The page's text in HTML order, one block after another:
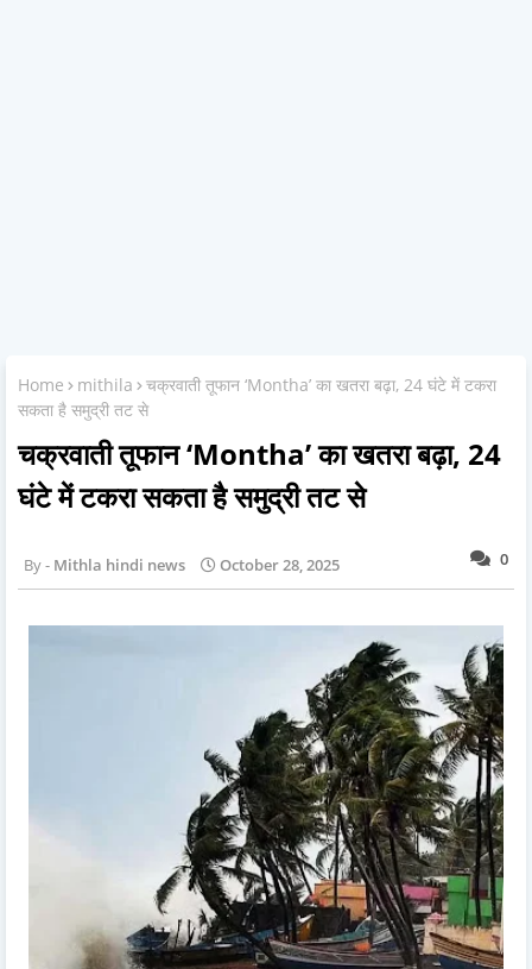
Home mithila
चक्रवाती तूफान ‘Montha’ का खतरा बढ़ा, 24 घंटे में टकरा
सकता है समुद्री तट से
चक्रवाती तूफान ‘Montha’ का खतरा बढ़ा, 24
घंटे में टकरा सकता है समुद्री तट से
0
Mithla hindi news October 28, 2025